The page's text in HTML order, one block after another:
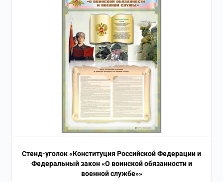
Стенд-уголок «Конституция Российской Федерации и
Федеральный закон «О воинской обязанности и
военной службе»»